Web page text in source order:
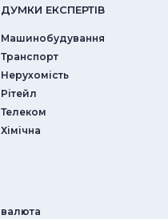
ДУМКИ ЕКСПЕРТIВ
Машинобудування
Транспорт
Нерухомість
Рітейл
Телеком
Хімічна
валюта